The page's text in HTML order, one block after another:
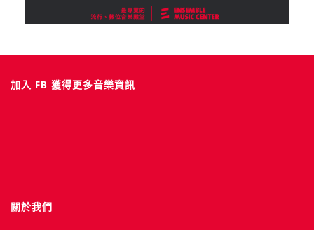
加入 FB 獲得更多音樂資訊
關於我們